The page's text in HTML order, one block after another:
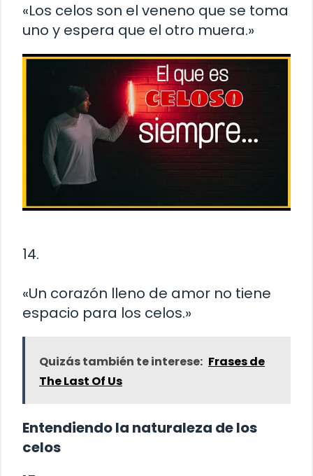
«Los celos son el veneno que se toma
uno y espera que el otro muera.»
14.
«Un corazón lleno de amor no tiene
espacio para los celos.»
Quizás también te interese: Frases de
The Last Of Us
Entendiendo la naturaleza de los
celos